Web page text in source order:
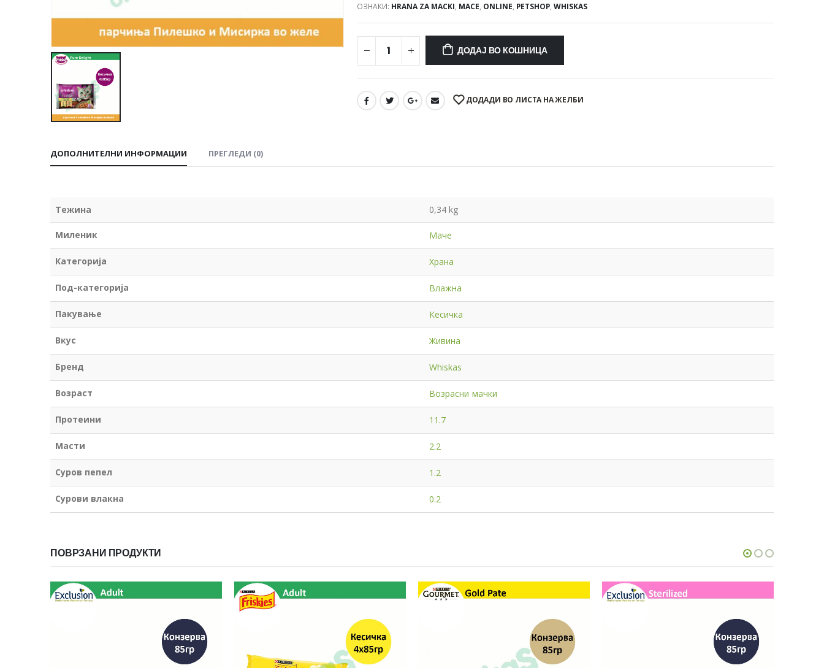
ОЗНАКИ: HRANA ZA MACKI, MACE, ONLINE, PETSHOP, WHISKAS
ДОДАЈ ВО КОШНИЦА
ДОДАДИ ВО ЛИСТА НА ЖЕЛБИ
ДОПОЛНИТЕЛНИ ИНФОРМАЦИИ ПРЕГЛЕДИ (0)
Тежина 0,34 kg
Миленик Маче
Категорија Храна
Под-категорија Влажна
Пакување Кесичка
Вкус Живина
Бренд Whiskas
Возраст Возрасни мачки
Протеини 11.7
Масти 2.2
Суров пепел 1.2
Сурови влакна 0.2
ПОВРЗАНИ ПРОДУКТИ